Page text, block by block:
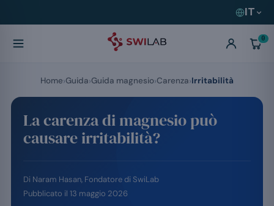
IT
0
La carenza di magnesio può
causare irritabilità?
Di Naram Hasan, Fondatore di SwiLab
Pubblicato il 13 maggio 2026
Home Guida Guida magnesio Carenza Irritabilità